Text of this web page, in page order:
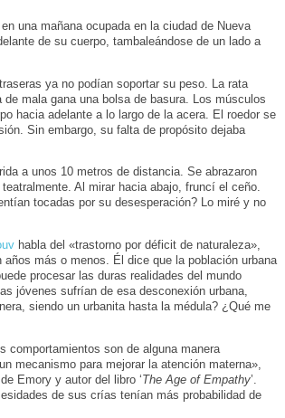
una mañana ocupada en la ciudad de Nueva
de su cuerpo, tambaleándose de un lado a
ya no podían soportar su peso. La rata
mala gana una bolsa de basura. Los músculos
hacia adelante a lo largo de la acera. El roedor se
Sin embargo, su falta de propósito dejaba
a unos 10 metros de distancia. Se abrazaron
Al mirar hacia abajo, fruncí el ceño.
tocadas por su desesperación? Lo miré y no
habla del «trastorno por déficit de naturaleza»,
más o menos. Él dice que la población urbana
procesar las duras realidades del mundo
jóvenes sufrían de esa desconexión urbana,
siendo un urbanita hasta la médula? ¿Qué me
comportamientos son de alguna manera
mecanismo para mejorar la atención materna»,
Emory y autor del libro ‘The Age of Empathy’.
de sus crías tenían más probabilidad de